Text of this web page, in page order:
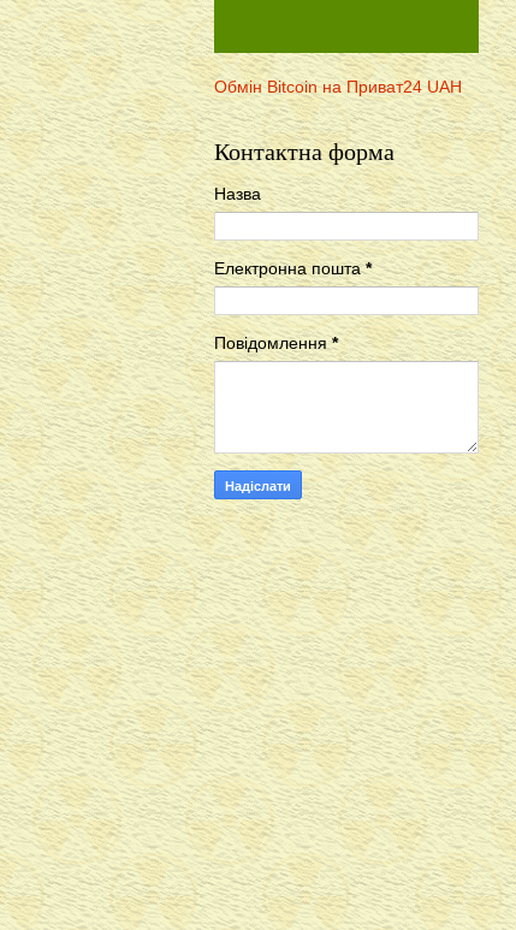
Обмін Bitcoin на Приват24 UAH
Контактна форма
Назва
Електронна пошта*
Повідомлення*